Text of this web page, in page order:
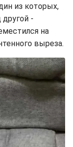
из которых,
другой -
на
выреза.